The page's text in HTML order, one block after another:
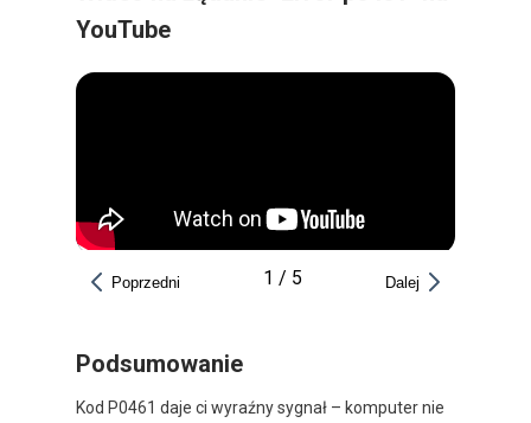
YouTube
Poprzedni 1 / 5 Dalej
Podsumowanie
Kod P0461 daje ci wyraźny sygnał – komputer nie